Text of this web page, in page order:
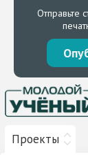
Отправьте
Проекты